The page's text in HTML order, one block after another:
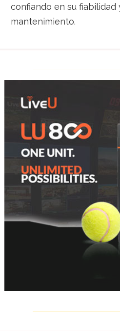
confiando en su fiabilidad
mantenimiento.